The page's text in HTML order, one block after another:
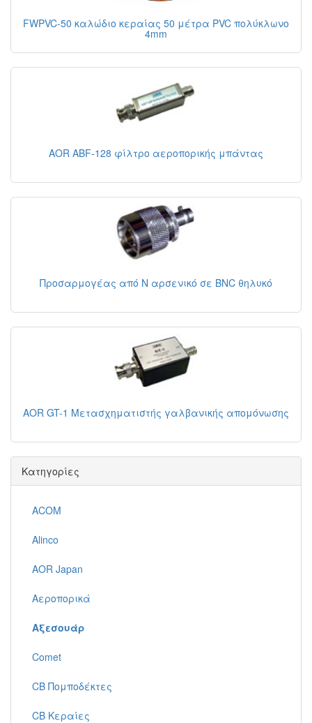
FWPVC-50 καλώδιο κεραίας 50 μέτρα PVC πολύκλωνο
4mm
AOR ABF-128 φίλτρο αεροπορικής μπάντας
Προσαρμογέας από N αρσενικό σε BNC θηλυκό
AOR GT-1 Μετασχηματιστής γαλβανικής απομόνωσης
Κατηγορίες
ACOM
Alinco
AOR Japan
Αεροπορικά
Αξεσουάρ
Comet
CB Πομποδέκτες
CB Κεραίες